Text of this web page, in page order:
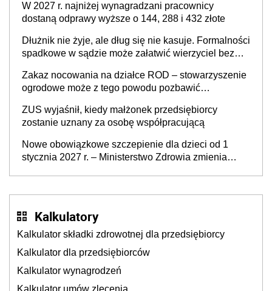
W 2027 r. najniżej wynagradzani pracownicy
dostaną odprawy wyższe o 144, 288 i 432 złote
Dłużnik nie żyje, ale dług się nie kasuje. Formalności
spadkowe w sądzie może załatwić wierzyciel bez
Zakaz nocowania na działce ROD – stowarzyszenie
ogrodowe może z tego powodu pozbawić
dzierżawę)?
ZUS wyjaśnił, kiedy małżonek przedsiębiorcy
zostanie uznany za osobę współpracującą
Nowe obowiązkowe szczepienie dla dzieci od 1
stycznia 2027 r. – Ministerstwo Zdrowia zmienia
Kalkulatory
Kalkulator składki zdrowotnej dla przedsiębiorcy
Kalkulator dla przedsiębiorców
Kalkulator wynagrodzeń
Kalkulator umów zlecenia